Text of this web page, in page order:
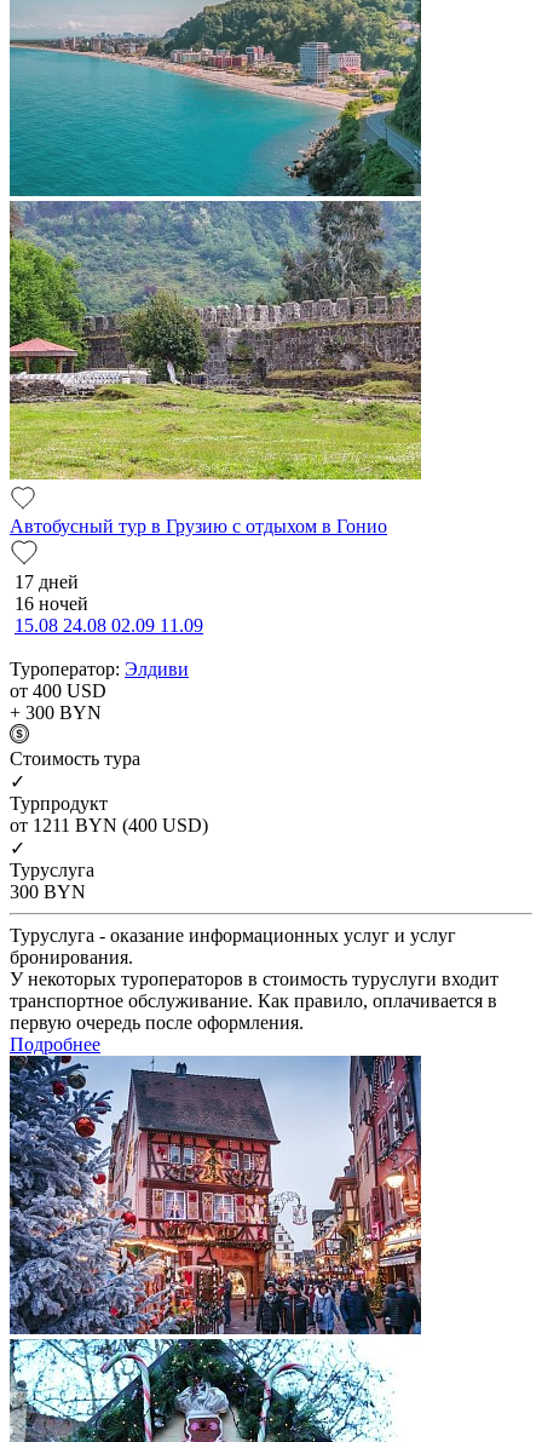
Автобусный тур в Грузию с отдыхом в Гонио
17 дней
16 ночей
15.08 24.08 02.09 11.09
Туроператор: Элдиви
от 400 USD
+ 300 BYN
Cтоимость тура
✓
Турпродукт
от 1211 BYN (400 USD)
✓
Туруслуга
300 BYN
Туруслуга - оказание информационных услуг и услуг
бронирования.
У некоторых туроператоров в стоимость туруслуги входит
транспортное обслуживание. Как правило, оплачивается в
первую очередь после оформления.
Подробнее